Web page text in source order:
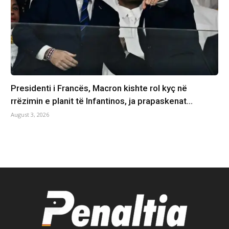
Presidenti i Francës, Macron kishte rol kyç në
rrëzimin e planit të Infantinos, ja prapaskenat…
August 3, 2026